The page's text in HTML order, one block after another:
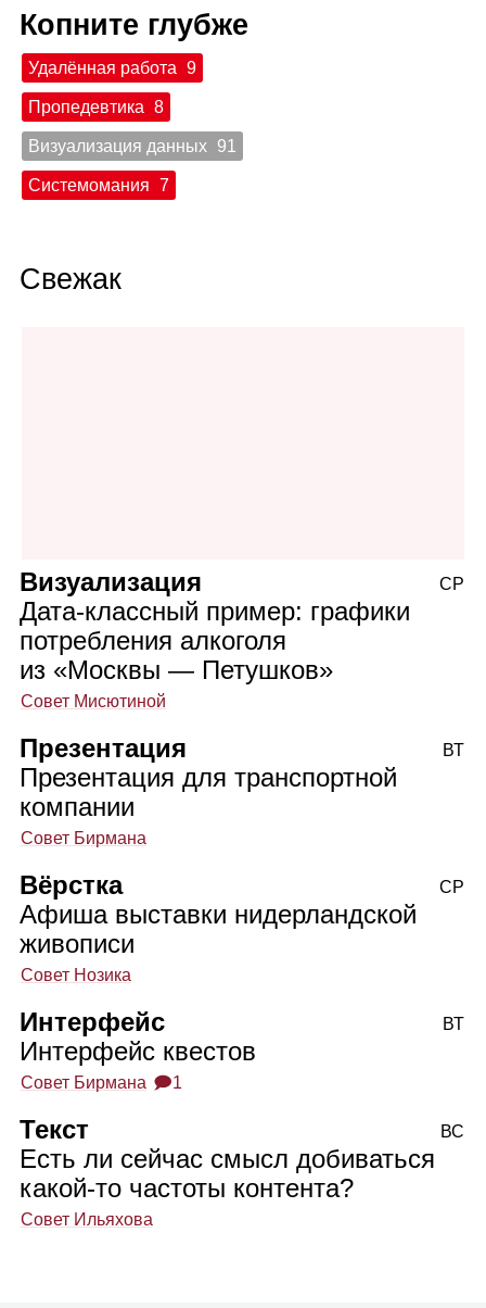
Копните глубже
Удалённая работа 9
Пропедевтика 8
Визуализация данных 91
Системомания 7
Свежак
Визуализация
Дата‑классный пример: графики
потребления алкоголя
из «Москвы — Петушков»
Совет Мисютиной
СР
Презентация
Презентация для транспортной
компании
Совет Бирмана
ВТ
Вёрстка
Афиша выставки нидерландской
живописи
Совет Нозика
СР
Интерфейс
Интерфейс квестов
Совет Бирмана 🗩1
ВТ
Текст
Есть ли сейчас смысл добиваться
какой‑то частоты контента?
Совет Ильяхова
ВС